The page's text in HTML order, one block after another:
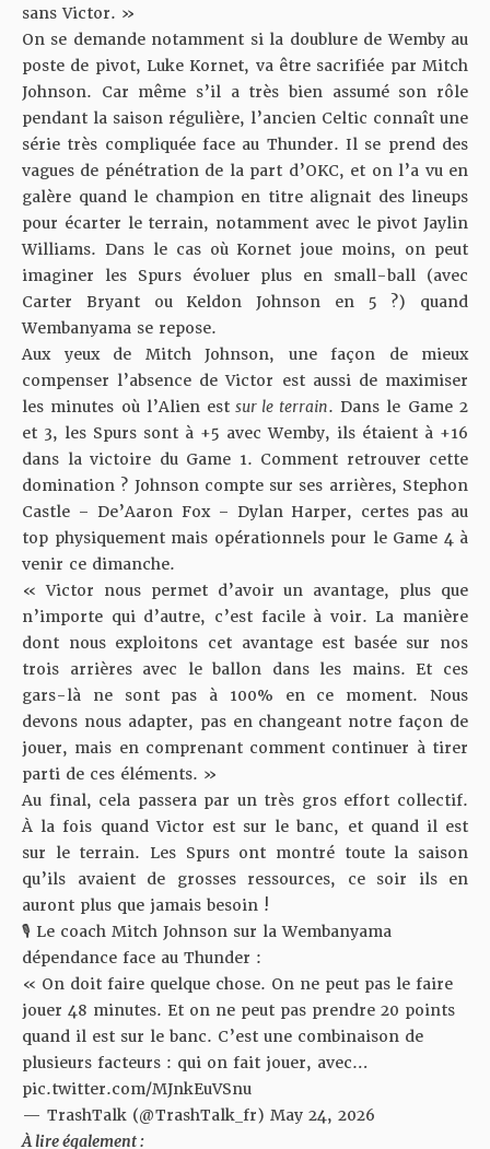
sans Victor. »
On se demande notamment si la doublure de Wemby au
poste de pivot, Luke Kornet, va être sacrifiée par Mitch
Johnson. Car même s’il a très bien assumé son rôle
pendant la saison régulière, l’ancien Celtic connaît une
série très compliquée face au Thunder. Il se prend des
vagues de pénétration de la part d’OKC, et on l’a vu en
galère quand le champion en titre alignait des lineups
pour écarter le terrain, notamment avec le pivot Jaylin
Williams. Dans le cas où Kornet joue moins, on peut
imaginer les Spurs évoluer plus en small-ball (avec
Carter Bryant ou Keldon Johnson en 5 ?) quand
Wembanyama se repose.
Aux yeux de Mitch Johnson, une façon de mieux
compenser l’absence de Victor est aussi de maximiser
les minutes où l’Alien est sur le terrain. Dans le Game 2
et 3, les Spurs sont à +5 avec Wemby, ils étaient à +16
dans la victoire du Game 1. Comment retrouver cette
domination ? Johnson compte sur ses arrières, Stephon
Castle – De’Aaron Fox – Dylan Harper, certes pas au
top physiquement mais opérationnels pour le Game 4 à
venir ce dimanche.
« Victor nous permet d’avoir un avantage, plus que
n’importe qui d’autre, c’est facile à voir. La manière
dont nous exploitons cet avantage est basée sur nos
trois arrières avec le ballon dans les mains. Et ces
gars-là ne sont pas à 100% en ce moment. Nous
devons nous adapter, pas en changeant notre façon de
jouer, mais en comprenant comment continuer à tirer
parti de ces éléments. »
Au final, cela passera par un très gros effort collectif.
À la fois quand Victor est sur le banc, et quand il est
sur le terrain. Les Spurs ont montré toute la saison
qu’ils avaient de grosses ressources, ce soir ils en
auront plus que jamais besoin !
🎙️ Le coach Mitch Johnson sur la Wembanyama
dépendance face au Thunder :
« On doit faire quelque chose. On ne peut pas le faire
jouer 48 minutes. Et on ne peut pas prendre 20 points
quand il est sur le banc. C’est une combinaison de
plusieurs facteurs : qui on fait jouer, avec…
pic.twitter.com/MJnkEuVSnu
— TrashTalk (@TrashTalk_fr) May 24, 2026
À lire également :